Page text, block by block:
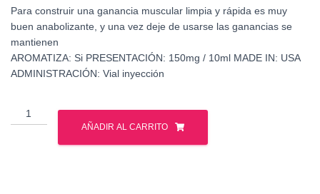
Para construir una ganancia muscular limpia y rápida es muy
buen anabolizante, y una vez deje de usarse las ganancias se
mantienen
AROMATIZA: Si PRESENTACIÓN: 150mg / 10ml MADE IN: USA
ADMINISTRACIÓN: Vial inyección
Trenbolon
Acetate
10ml/100mg
AÑADIR AL CARRITO